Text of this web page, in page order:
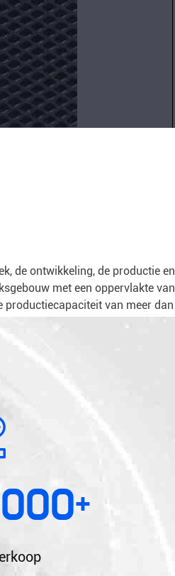
Contact
opnemen
de ontwikkeling, de productie en
met een oppervlakte van
productiecapaciteit van meer dan
+